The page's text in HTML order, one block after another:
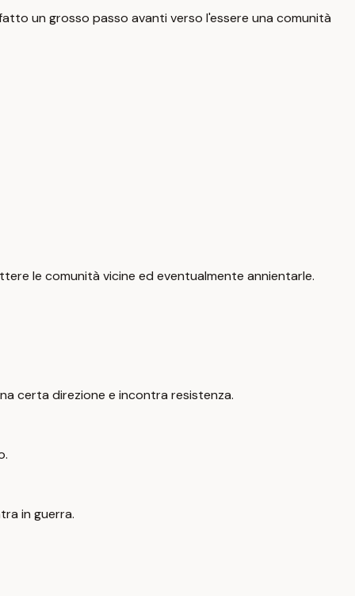
un grosso passo avanti verso l'essere una comunità
le comunità vicine ed eventualmente annientarle.
certa direzione e incontra resistenza.
in guerra.